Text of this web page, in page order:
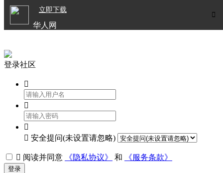

立即下载
华人网
登录社区



 安全提问(未设置请忽略)
 阅读并同意 《隐私协议》 和 《服务条款》
登录